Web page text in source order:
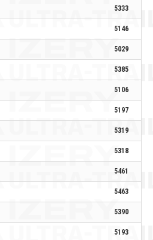
5333
5146
5029
5385
5106
5197
5319
5318
5461
5463
5390
5193